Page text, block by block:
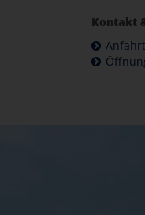
Kontakt
Anfahrt